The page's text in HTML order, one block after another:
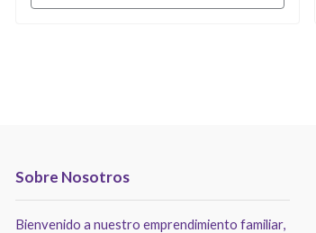
Sobre Nosotros
Bienvenido a nuestro emprendimiento familiar,